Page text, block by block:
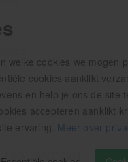
welke cookies we mogen
cookies aanklikt
en help je ons de site
accepteren aanklikt
ervaring. Meer over
12.30 en 13.00u
nieuwsbrief